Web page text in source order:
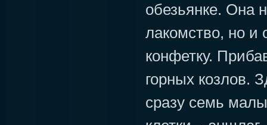
обезьянке. Она
лакомство, но и
конфетку.
горных козлов.
сразу семь